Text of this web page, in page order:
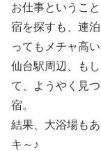
お仕事というこ
宿を探すも、連
ってもメチャ高
仙台駅周辺、も
て、ようやく見
宿。
結果、大浴場も
キ～♪